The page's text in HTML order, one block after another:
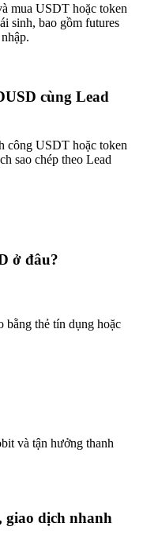
mua USDT hoặc token
sinh, bao gồm futures
cùng Lead
công USDT hoặc token
sao chép theo Lead
ở đâu?
thẻ tín dụng hoặc
và tận hưởng thanh
dịch nhanh